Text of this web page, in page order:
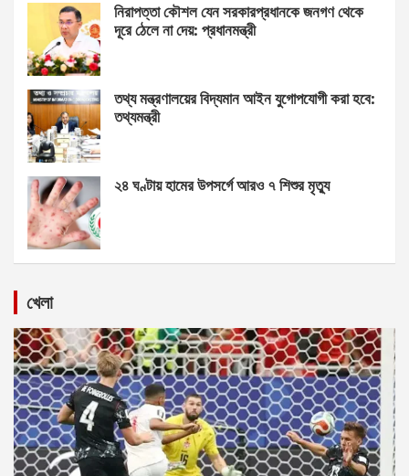
নিরাপত্তা কৌশল যেন সরকারপ্রধানকে জনগণ থেকে
দূরে ঠেলে না দেয়: প্রধানমন্ত্রী
তথ্য মন্ত্রণালয়ের বিদ্যমান আইন যুগোপযোগী করা হবে:
তথ্যমন্ত্রী
২৪ ঘণ্টায় হামের উপসর্গে আরও ৭ শিশুর মৃত্যু
খেলা